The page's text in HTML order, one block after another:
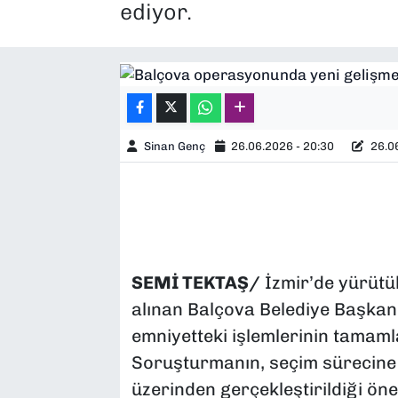
ediyor.
Sinan Genç 26.06.2026 - 20:30
SEMİ TEKTAŞ/ İzmir’de
alınan Balçova Belediye
emniyetteki işlemlerinin
Soruşturmanın, seçim
üzerinden gerçekleştirildiği
TEKNOLOJİ